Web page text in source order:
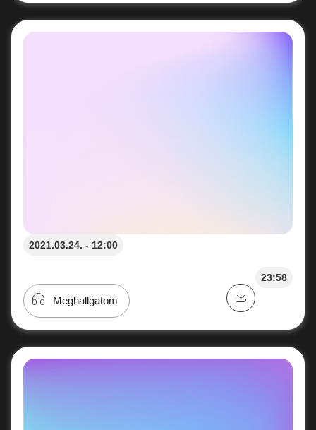
2021.03.24. - 12:00
23:58
Meghallgatom